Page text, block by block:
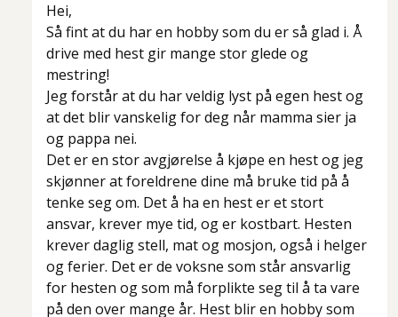
Hei,
Så fint at du har en hobby som du er så glad i. Å
drive med hest gir mange stor glede og
mestring!
Jeg forstår at du har veldig lyst på egen hest og
at det blir vanskelig for deg når mamma sier ja
og pappa nei.
Det er en stor avgjørelse å kjøpe en hest og jeg
skjønner at foreldrene dine må bruke tid på å
tenke seg om. Det å ha en hest er et stort
ansvar, krever mye tid, og er kostbart. Hesten
krever daglig stell, mat og mosjon, også i helger
og ferier. Det er de voksne som står ansvarlig
for hesten og som må forplikte seg til å ta vare
på den over mange år. Hest blir en hobby som